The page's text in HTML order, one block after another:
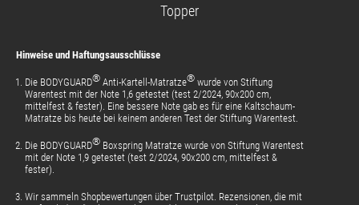
Topper
Hinweise und Haftungsausschlüsse
Die BODYGUARD® Anti-Kartell-Matratze® wurde von Stiftung
Warentest mit der Note 1,6 getestet (test 2/2024, 90x200 cm,
mittelfest & fester). Eine bessere Note gab es für eine Kaltschaum-
Matratze bis heute bei keinem anderen Test der Stiftung Warentest.
Die BODYGUARD® Boxspring Matratze wurde von Stiftung Warentest
mit der Note 1,9 getestet (test 2/2024, 90x200 cm, mittelfest &
fester).
Wir sammeln Shopbewertungen über Trustpilot. Rezensionen, die mit